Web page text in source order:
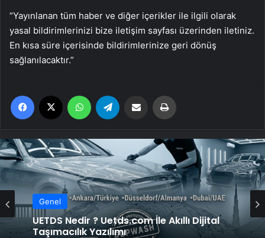
“Yayınlanan tüm haber ve diğer içerikler ile ilgili olarak
yasal bildirimlerinizi bize iletişim sayfası üzerinden iletiniz.
En kısa süre içerisinde bildirimlerinize geri dönüş
sağlanılacaktır.”
Facebook WhatsApp Email'den paylaş
Genel
Genel